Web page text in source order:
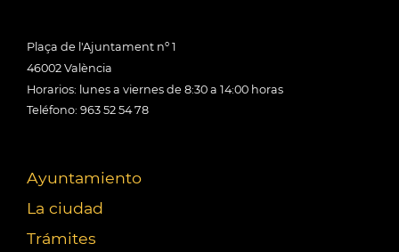
Plaça de l'Ajuntament nº 1
46002 València
Horarios: lunes a viernes de 8:30 a 14:00 horas
Teléfono: 963 52 54 78
Ayuntamiento
La ciudad
Trámites